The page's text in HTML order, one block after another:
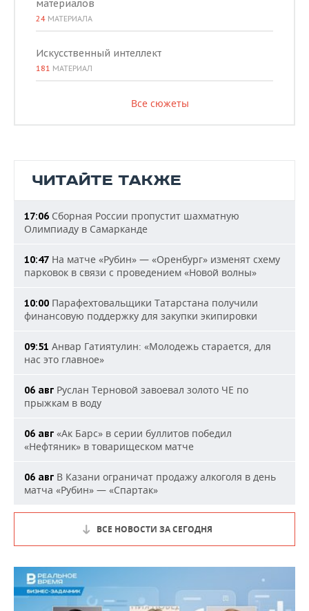
материалов
24 МАТЕРИАЛА
Искусственный интеллект
181 МАТЕРИАЛ
Все сюжеты
ЧИТАЙТЕ ТАКЖЕ
17:06 Сборная России пропустит шахматную
Олимпиаду в Самарканде
10:47 На матче «Рубин» — «Оренбург» изменят схему
парковок в связи с проведением «Новой волны»
10:00 Парафехтовальщики Татарстана получили
финансовую поддержку для закупки экипировки
09:51 Анвар Гатиятулин: «Молодежь старается, для
нас это главное»
06 авг Руслан Терновой завоевал золото ЧЕ по
прыжкам в воду
06 авг «Ак Барс» в серии буллитов победил
«Нефтяник» в товарищеском матче
06 авг В Казани ограничат продажу алкоголя в день
матча «Рубин» — «Спартак»
ВСЕ НОВОСТИ ЗА СЕГОДНЯ